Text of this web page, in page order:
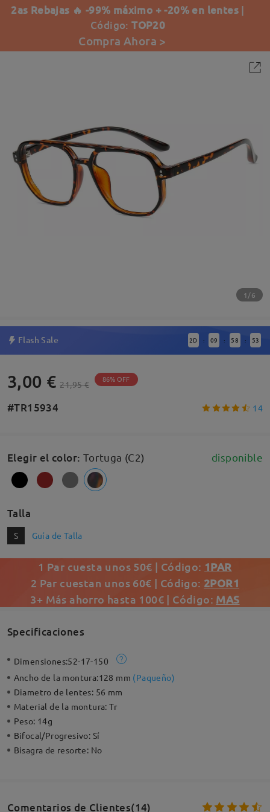
2as Rebajas 🔥 -99% máximo + -20% en lentes |
Código:TOP20
Compra Ahora >
1/6
Flash Sale 2D : 09 : 58 : 52
3,00 € 21,95 € 86% OFF
#TR15934 14
Elegir el color: Tortuga (C2) disponible
Talla
S Guía de Talla
1 Par cuesta unos 50€ | Código: 1PAR
2 Par cuestan unos 60€ | Código: 2POR1
3+ Más ahorro hasta 100€ | Código: MAS
Specificaciones
Dimensiones:52-17-150
Ancho de la montura:128 mm (Paqueño)
Diametro de lentes: 56 mm
Material de la montura:Tr
Peso: 14g
Bifocal/Progresivo: Sí
Bisagra de resorte: No
Comentarios de Clientes(14)